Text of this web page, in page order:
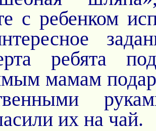
с ребенком
ребята
мамам
их на чай.